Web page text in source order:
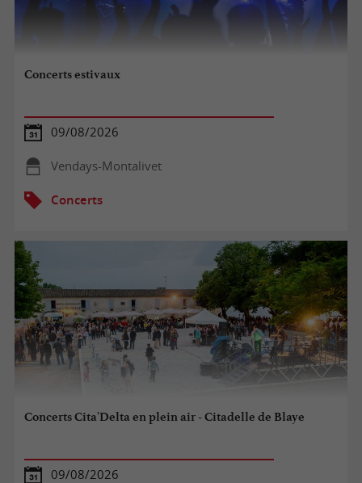
Concerts estivaux
09/08/2026
Vendays-Montalivet
Concerts
Concerts Cita'Delta en plein air - Citadelle de Blaye
09/08/2026